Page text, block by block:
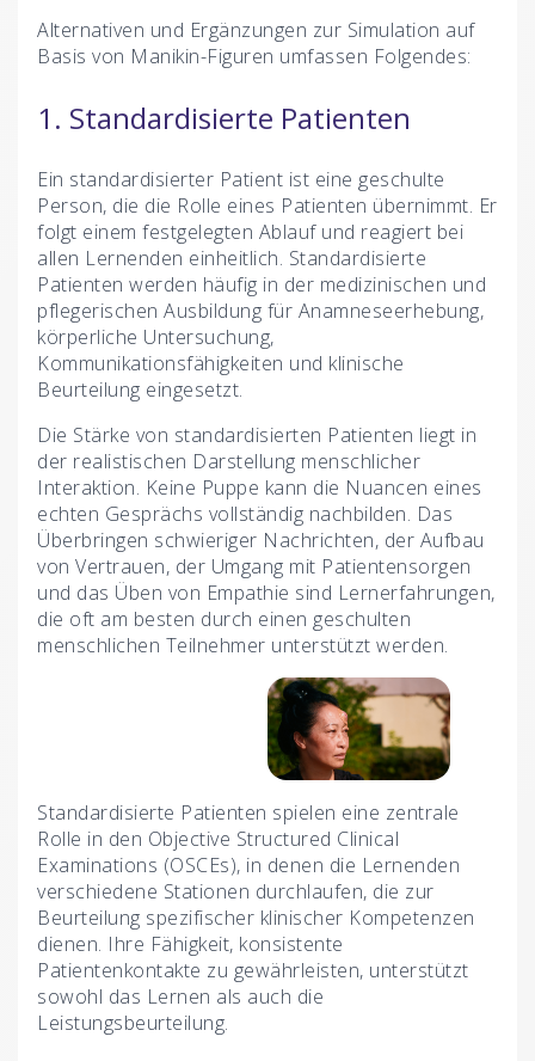
Alternativen und Ergänzungen zur Simulation auf
Basis von Manikin-Figuren umfassen Folgendes:
1. Standardisierte Patienten
Ein standardisierter Patient ist eine geschulte
Person, die die Rolle eines Patienten übernimmt. Er
folgt einem festgelegten Ablauf und reagiert bei
allen Lernenden einheitlich. Standardisierte
Patienten werden häufig in der medizinischen und
pflegerischen Ausbildung für Anamneseerhebung,
körperliche Untersuchung,
Kommunikationsfähigkeiten und klinische
Beurteilung eingesetzt.
Die Stärke von standardisierten Patienten liegt in
der realistischen Darstellung menschlicher
Interaktion. Keine Puppe kann die Nuancen eines
echten Gesprächs vollständig nachbilden. Das
Überbringen schwieriger Nachrichten, der Aufbau
von Vertrauen, der Umgang mit Patientensorgen
und das Üben von Empathie sind Lernerfahrungen,
die oft am besten durch einen geschulten
menschlichen Teilnehmer unterstützt werden.
Standardisierte Patienten spielen eine zentrale
Rolle in den Objective Structured Clinical
Examinations (OSCEs), in denen die Lernenden
verschiedene Stationen durchlaufen, die zur
Beurteilung spezifischer klinischer Kompetenzen
dienen. Ihre Fähigkeit, konsistente
Patientenkontakte zu gewährleisten, unterstützt
sowohl das Lernen als auch die
Leistungsbeurteilung.